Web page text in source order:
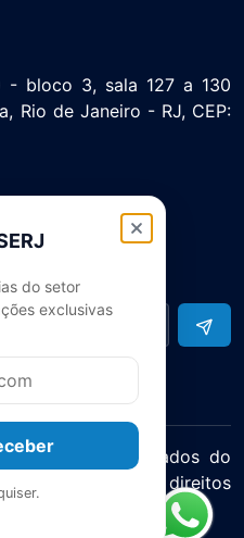
do setor
exclusivas
- bloco 3, sala 127 a 130
Rio de Janeiro - RJ, CEP:
setor
de Supermercados do
Todos os direitos